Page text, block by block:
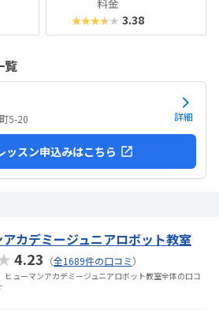
料金
★★★★★ 3.38
覧
5-20 詳細
ッスン申込みはこちら
カデミージュニアロボット教室
4.23 （全1689件の口コミ）
ューマンアカデミージュニアロボット教室全体の口コ